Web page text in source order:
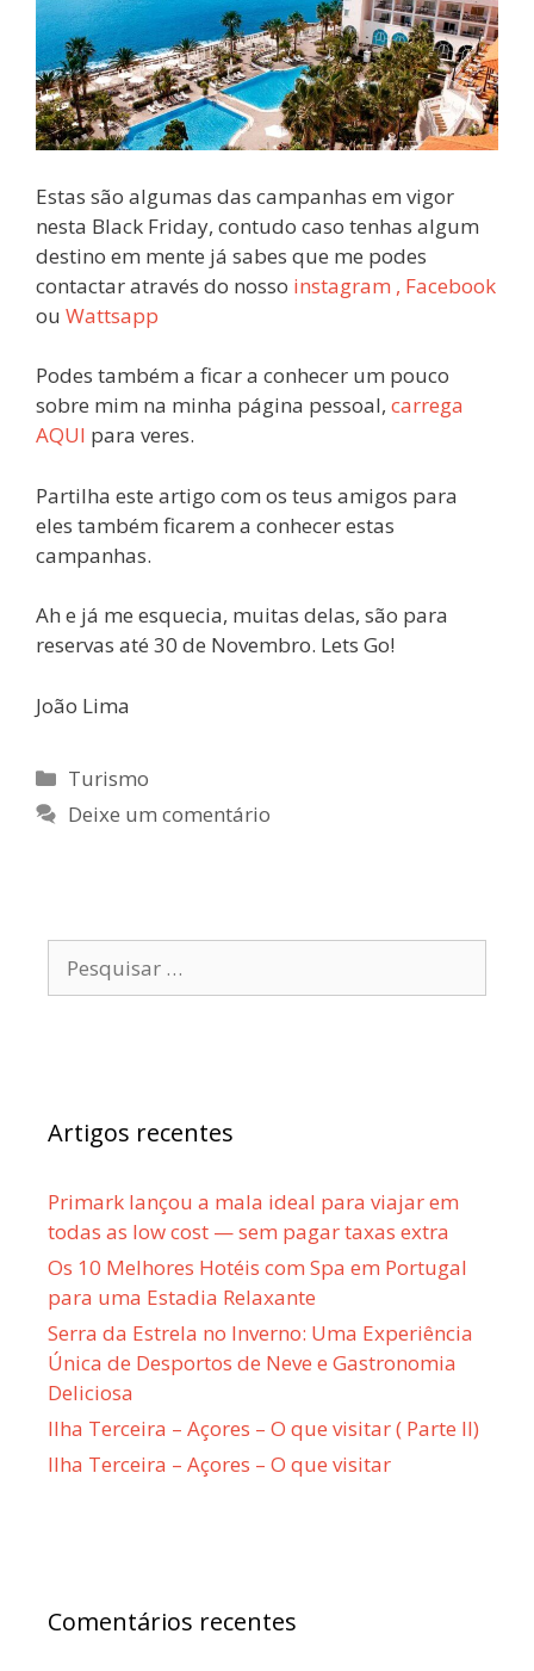
Estas são algumas das campanhas em vigor
nesta Black Friday, contudo caso tenhas algum
destino em mente já sabes que me podes
contactar através do nosso instagram , Facebook
ou Wattsapp
Podes também a ficar a conhecer um pouco
sobre mim na minha página pessoal, carrega
AQUI para veres.
Partilha este artigo com os teus amigos para
eles também ficarem a conhecer estas
campanhas.
Ah e já me esquecia, muitas delas, são para
reservas até 30 de Novembro. Lets Go!
João Lima
Categorias
Turismo
Deixe um comentário
por:
Artigos recentes
Primark lançou a mala ideal para viajar em
todas as low cost — sem pagar taxas extra
Os 10 Melhores Hotéis com Spa em Portugal
para uma Estadia Relaxante
Serra da Estrela no Inverno: Uma Experiência
Única de Desportos de Neve e Gastronomia
Deliciosa
Ilha Terceira – Açores – O que visitar ( Parte II)
Ilha Terceira – Açores – O que visitar
Comentários recentes